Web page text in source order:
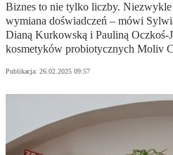
Biznes to nie tylko liczby.
wymiana doświadczeń – mówi
Dianą Kurkowską i Pauliną Oczkoś-
kosmetyków probiotycznych Moliv
Publikacja: 26.02.2025 09:57